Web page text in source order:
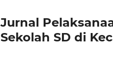
Jurnal
Sekolah SD di